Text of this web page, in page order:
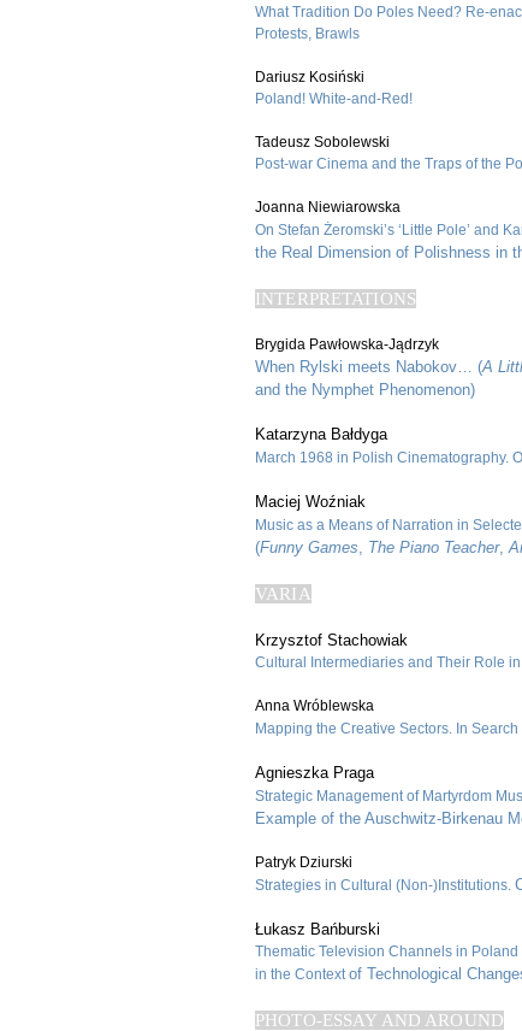
What Tradition Do Poles Need? Re-
Protests, Brawls
Dariusz Kosiński
Poland! White-and-Red!
Tadeusz Sobolewski
Post-war Cinema and the Traps of the
Joanna Niewiarowska
On Stefan Żeromski’s ‘Little Pole’ and
the Real Dimension of Polishness in
INTERPRETATIONS
Brygida Pawłowska-Jądrzyk
When Rylski meets Nabokov… (A
and the Nymphet Phenomenon)
Katarzyna Bałdyga
March 1968 in Polish Cinematography.
Maciej Woźniak
Music as a Means of Narration in
(Funny Games, The Piano Teacher,
VARIA
Krzysztof Stachowiak
Cultural Intermediaries and Their Role
Anna Wróblewska
Mapping the Creative Sectors. In
Agnieszka Praga
Strategic Management of Martyrdom
Example of the Auschwitz-Birkenau
Patryk Dziurski
Strategies in Cultural (Non-)Institutions.
Łukasz Bańburski
Thematic Television Channels in Poland
in the Contextof Technological
PHOTO-ESSAY AND AROUND